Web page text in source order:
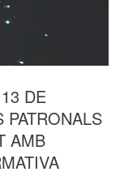
DE
PATRONALS
AMB